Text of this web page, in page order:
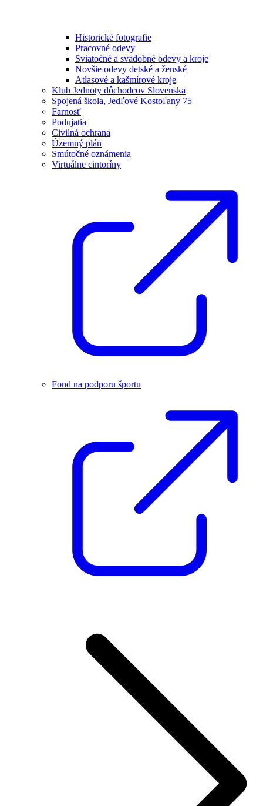
Historické fotografie
Pracovné odevy
Sviatočné a svadobné odevy a kroje
Novšie odevy detské a ženské
Atlasové a kašmírové kroje
Klub Jednoty dôchodcov Slovenska
Spojená škola, Jedľové Kostoľany 75
Farnosť
Podujatia
Civilná ochrana
Územný plán
Smútočné oznámenia
Virtuálne cintoríny
Fond na podporu športu